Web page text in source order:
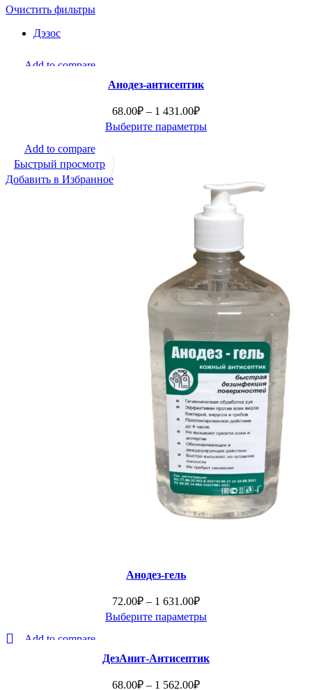
Очистить фильтры
Дэзос
Add to compare
Анодез-антисептик
68.00₽ – 1 431.00₽Диапазон
цен:
431.00₽
Выберите параметры
выбрать
странице
товара.
Add to compare
Быстрый просмотр
Добавить в Избранное
Анодез-гель
72.00₽ – 1 631.00₽Диапазон
цен:
1
Выберите параметры
имеет
Add to compare
Быстрый просмотрДезАнит-Антисептик
68.00₽ – 1 562.00₽Диапазон